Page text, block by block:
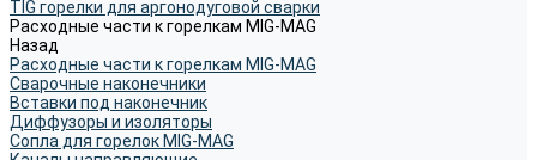
TIG горелки для аргонодуговой сварки
Расходные части к горелкам MIG-MAG
Назад
Расходные части к горелкам MIG-MAG
Сварочные наконечники
Вставки под наконечник
Диффузоры и изоляторы
Сопла для горелок MIG-MAG